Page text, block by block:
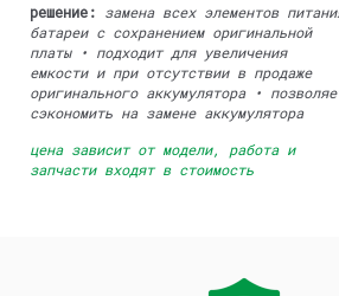
решение: замена всех элементов
батареи с сохранением оригинальной
платы • подходит для увеличения
емкости и при отсутствии в продаже
оригинального аккумулятора •
сэкономить на замене аккумулятора
цена зависит от модели, работа и
запчасти входят в стоимость